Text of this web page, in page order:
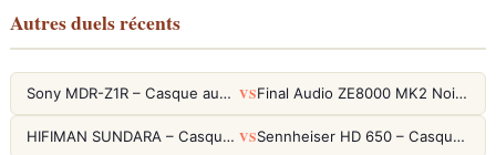
Autres duels récents
Sony MDR-Z1R – Casque audiophile fermé haute résolution VS Final Audio ZE8000 MK2 Noir – Écouteurs True Wireless audiophiles 8K Sound
HIFIMAN SUNDARA – Casque Planar Magnetic Ouvert Over-Ear Audiophile VS Sennheiser HD 650 – Casque audiophile ouvert pour l'écoute analytique